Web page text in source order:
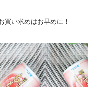
買い求めはお早めに！